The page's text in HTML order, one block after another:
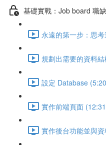
基礎實戰：Job board 職
永遠的第一步：思
規劃出需要的資料
設定 Database
實作前端頁面
實作後台功能並與